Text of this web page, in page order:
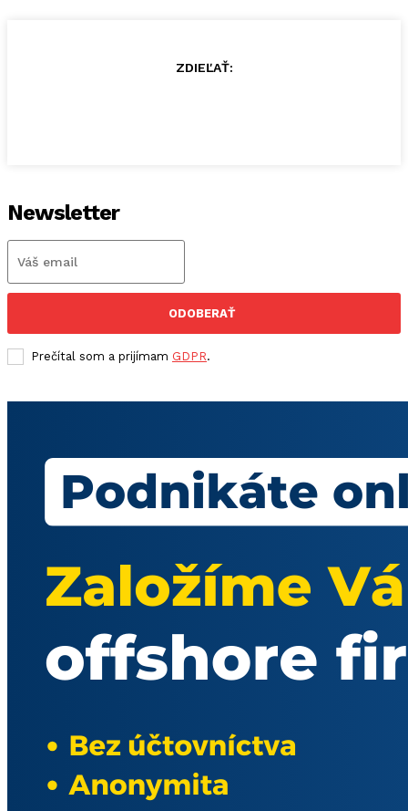
ZDIEĽAŤ:
Newsletter
ODOBERAŤ
Prečítal som a prijímam GDPR.